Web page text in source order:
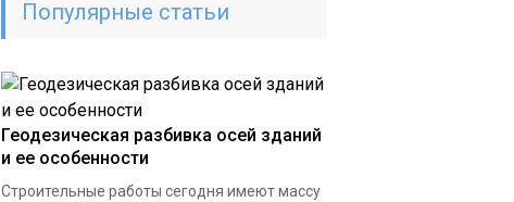
Популярные статьи
Геодезическая разбивка осей зданий
и ее особенности
Строительные работы сегодня имеют массу